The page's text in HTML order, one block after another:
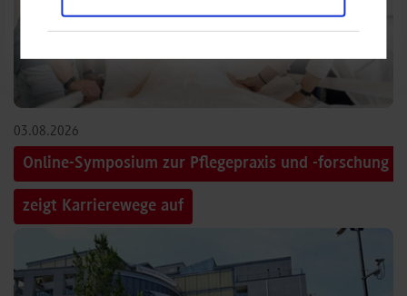
03.08.2026
Online-Symposium zur Pflegepraxis und -forschung
zeigt Karrierewege auf